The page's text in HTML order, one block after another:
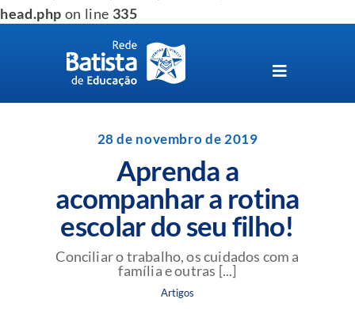
head.php on line 335
Toggle
Navigation
Perguntas Frequentes
Blog da Rede Batista
28 de novembro de 2019
Aprenda a
acompanhar a rotina
escolar do seu filho!
Conciliar o trabalho, os cuidados com a
família e outras [...]
Artigos